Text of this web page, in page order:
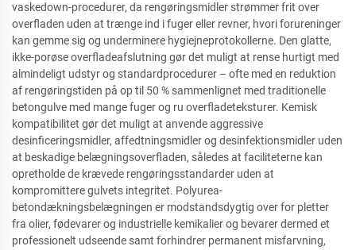
vaskedown-procedurer, da rengøringsmidler strømmer frit over
overfladen uden at trænge ind i fuger eller revner, hvori forureninger
kan gemme sig og underminere hygiejneprotokollerne. Den glatte,
ikke-porøse overfladeafslutning gør det muligt at rense hurtigt med
almindeligt udstyr og standardprocedurer – ofte med en reduktion
af rengøringstiden på op til 50 % sammenlignet med traditionelle
betongulve med mange fuger og ru overfladeteksturer. Kemisk
kompatibilitet gør det muligt at anvende aggressive
desinficeringsmidler, affedtningsmidler og desinfektionsmidler uden
at beskadige belægningsoverfladen, således at faciliteterne kan
opretholde de krævede rengøringsstandarder uden at
kompromittere gulvets integritet. Polyurea-
betondækningsbelægningen er modstandsdygtig over for pletter
fra olier, fødevarer og industrielle kemikalier og bevarer dermed et
professionelt udseende samt forhindrer permanent misfarvning,